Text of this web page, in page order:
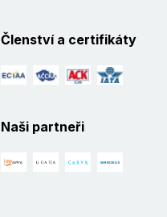
Členství a certifikáty
Naši partneři